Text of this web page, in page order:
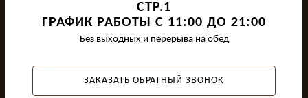
СТР.1
ГРАФИК РАБОТЫ С 11:00 ДО 21:00
Без выходных и перерыва на обед
ЗАКАЗАТЬ ОБРАТНЫЙ ЗВОНОК